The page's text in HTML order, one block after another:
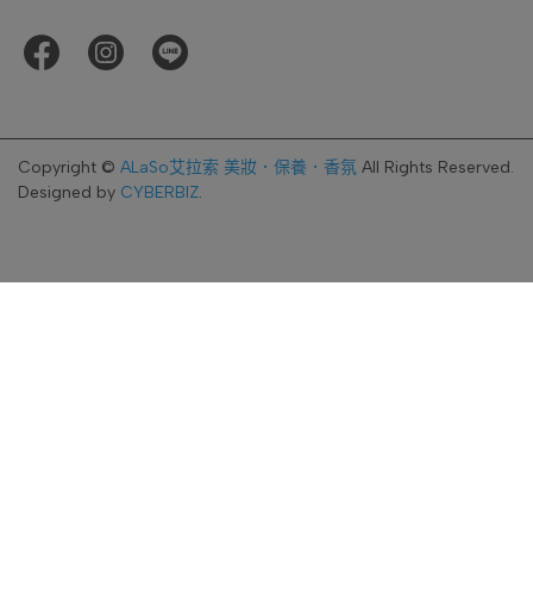
Copyright © ALaSo艾拉索 美妝．保養．香氛 All Rights Reserved.
Designed by CYBERBIZ.